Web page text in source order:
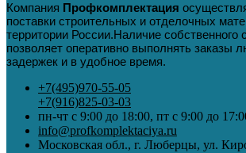
Компания Профкомплектация
поставки строительных и отделочных
территории России.Наличие собственного
позволяет оперативно выполнять заказы
задержек и в удобное время.
+7(495)970-55-05
+7(916)825-03-03
пн-чт с 9:00 до 18:00, пт с 9:00 до
info@profkomplektaciya.ru
Московская обл., г. Люберцы, ул.